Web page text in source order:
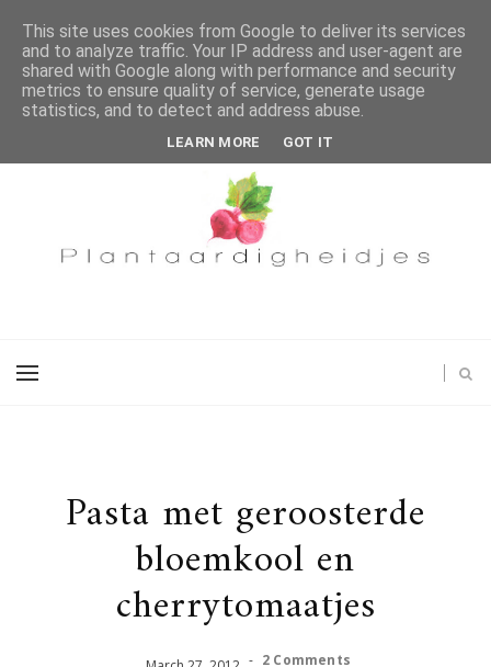
Pasta met geroosterde
bloemkool en
cherrytomaatjes
- 2 Comments
This site uses cookies from Google to deliver its services
and to analyze traffic. Your IP address and user-agent are
shared with Google along with performance and security
metrics to ensure quality of service, generate usage
statistics, and to detect and address abuse.
LEARN MORE GOT IT